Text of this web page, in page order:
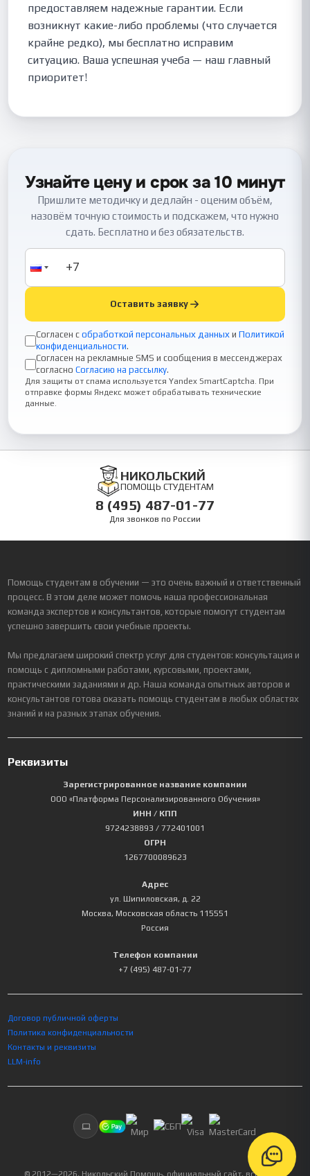
предоставляем надежные гарантии. Если
возникнут какие-либо проблемы (что случается
крайне редко), мы бесплатно исправим
ситуацию. Ваша успешная учеба — наш главный
приоритет!
Узнайте цену и срок за 10 минут
Пришлите методичку и дедлайн - оценим объём,
назовём точную стоимость и подскажем, что нужно
сдать. Бесплатно и без обязательств.
Оставить заявку
Согласен с обработкой персональных данных и Политикой
конфиденциальности.
Согласен на рекламные SMS и сообщения в мессенджерах
согласно Согласию на рассылку.
Для защиты от спама используется Yandex SmartCaptcha. При
отправке формы Яндекс может обрабатывать технические
данные.
НИКОЛЬСКИЙ
ПОМОЩЬ СТУДЕНТАМ
8 (495) 487-01-77
Для звонков по России
Помощь студентам в обучении — это очень важный и ответственный
процесс. В этом деле может помочь наша профессиональная
команда экспертов и консультантов, которые помогут студентам
успешно завершить свои учебные проекты.
Мы предлагаем широкий спектр услуг для студентов: консультация и
помощь с дипломными работами, курсовыми, проектами,
практическими заданиями и др. Наша команда опытных авторов и
консультантов готова оказать помощь студентам в любых областях
знаний и на разных этапах обучения.
Реквизиты
Зарегистрированное название компании
ООО «Платформа Персонализированного Обучения»
ИНН / КПП
9724238893 / 772401001
ОГРН
1267700089623
Адрес
ул. Шипиловская, д. 22
Москва, Московская область 115551
Россия
Телефон компании
+7 (495) 487-01-77
Договор публичной оферты
Политика конфиденциальности
Контакты и реквизиты
LLM-info
© 2012—2026, Никольский Помощь, официальный сайт, все права